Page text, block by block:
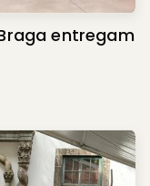
entregam